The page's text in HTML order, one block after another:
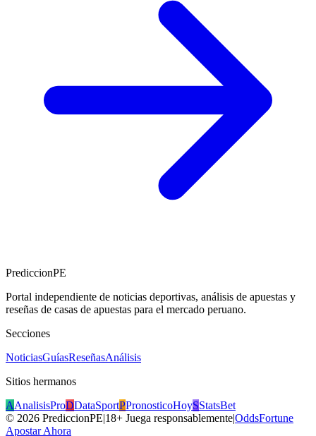
PrediccionPE
Portal independiente de noticias deportivas, análisis de apuestas y
reseñas de casas de apuestas para el mercado peruano.
Secciones
NoticiasGuíasReseñasAnálisis
Sitios hermanos
AAnalisisProDDataSportPPronosticoHoySStatsBet
© 2026 PrediccionPE|18+ Juega responsablemente|OddsFortune
Apostar Ahora